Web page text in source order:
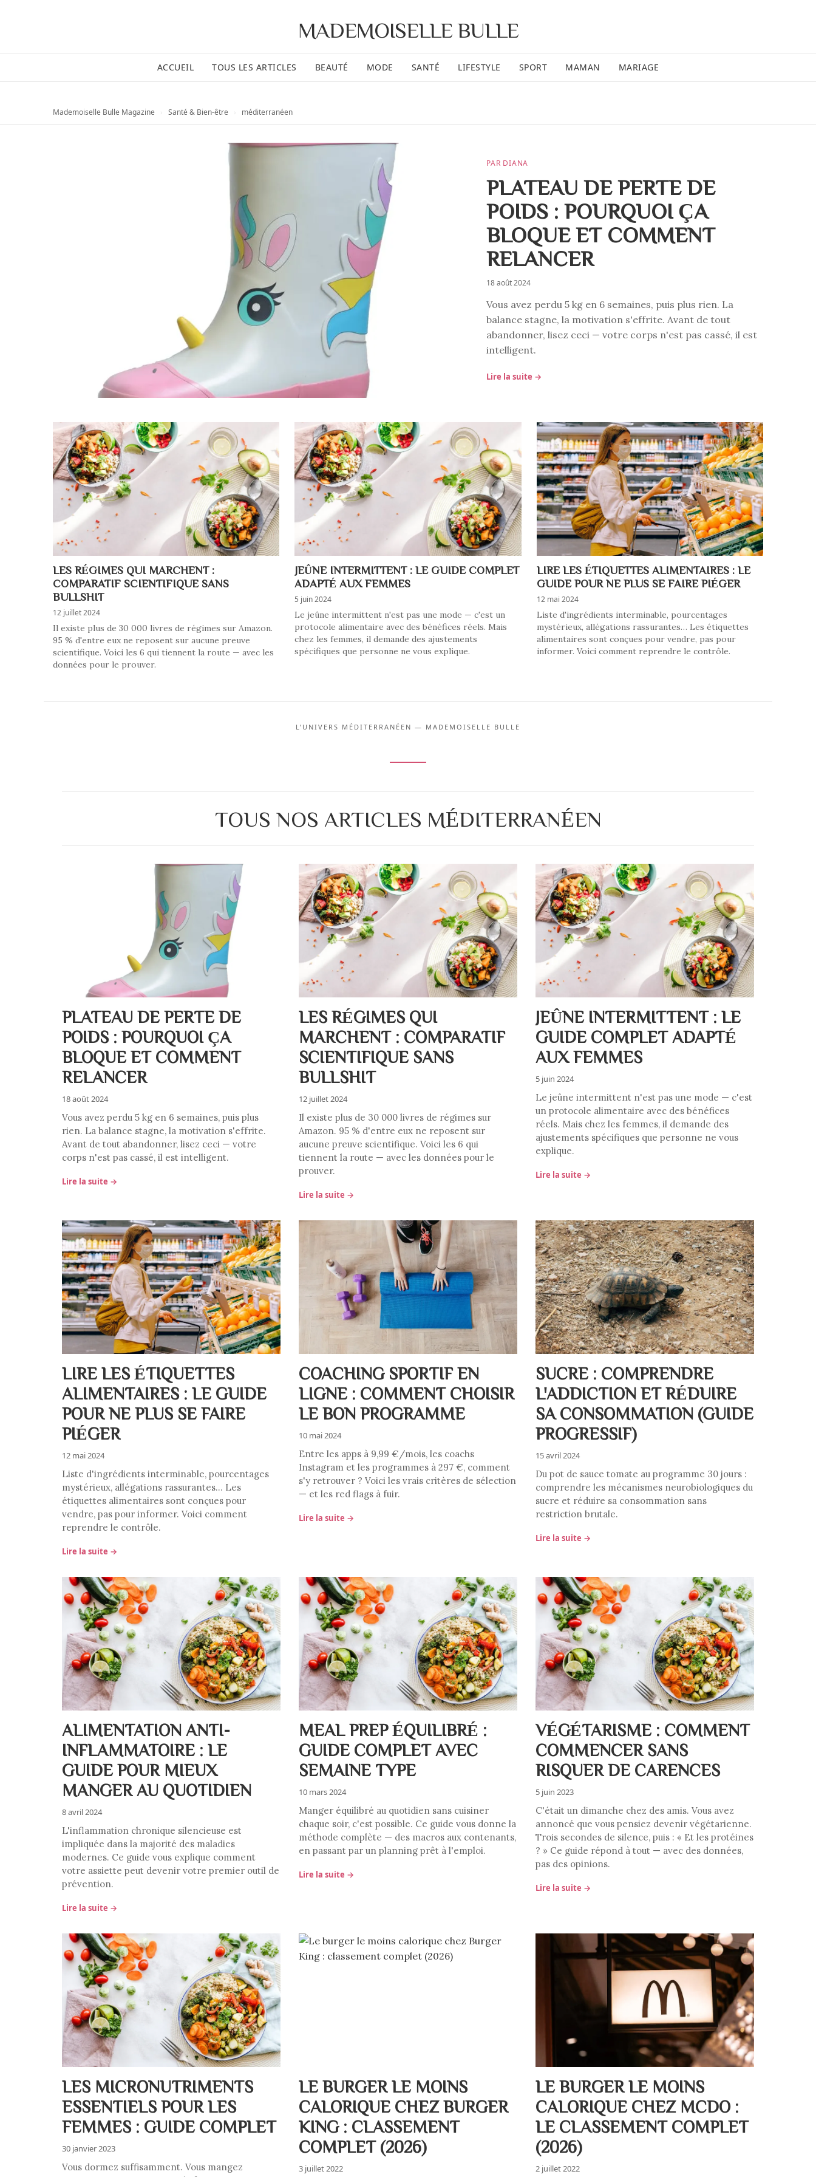
MADEMOISELLE BULLE
ACCUEIL TOUS LES ARTICLES BEAUTÉ MODE SANTÉ LIFESTYLE SPORT MAMAN MARIAGE
Mademoiselle Bulle Magazine Santé & Bien-être méditerranéen
PAR DIANA
PLATEAU DE PERTE DE
POIDS : POURQUOI ÇA
BLOQUE ET COMMENT
RELANCER
18 août 2024
Vous avez perdu 5 kg en 6 semaines, puis plus rien. La
balance stagne, la motivation s'effrite. Avant de tout
abandonner, lisez ceci — votre corps n'est pas cassé, il est
intelligent.
Lire la suite →
LES RÉGIMES QUI MARCHENT :
COMPARATIF SCIENTIFIQUE SANS
BULLSHIT
12 juillet 2024
Il existe plus de 30 000 livres de régimes sur Amazon.
95 % d'entre eux ne reposent sur aucune preuve
scientifique. Voici les 6 qui tiennent la route — avec les
données pour le prouver.
JEÛNE INTERMITTENT : LE GUIDE COMPLET
ADAPTÉ AUX FEMMES
5 juin 2024
Le jeûne intermittent n'est pas une mode — c'est un
protocole alimentaire avec des bénéfices réels. Mais
chez les femmes, il demande des ajustements
spécifiques que personne ne vous explique.
LIRE LES ÉTIQUETTES ALIMENTAIRES : LE
GUIDE POUR NE PLUS SE FAIRE PIÉGER
12 mai 2024
Liste d'ingrédients interminable, pourcentages
mystérieux, allégations rassurantes… Les étiquettes
alimentaires sont conçues pour vendre, pas pour
informer. Voici comment reprendre le contrôle.
L’UNIVERS MÉDITERRANÉEN — MADEMOISELLE BULLE
TOUS NOS ARTICLES MÉDITERRANÉEN
PLATEAU DE PERTE DE
POIDS : POURQUOI ÇA
BLOQUE ET COMMENT
RELANCER
18 août 2024
Vous avez perdu 5 kg en 6 semaines, puis plus
rien. La balance stagne, la motivation s'effrite.
Avant de tout abandonner, lisez ceci — votre
corps n'est pas cassé, il est intelligent.
Lire la suite →
LES RÉGIMES QUI
MARCHENT : COMPARATIF
SCIENTIFIQUE SANS
BULLSHIT
12 juillet 2024
Il existe plus de 30 000 livres de régimes sur
Amazon. 95 % d'entre eux ne reposent sur
aucune preuve scientifique. Voici les 6 qui
tiennent la route — avec les données pour le
prouver.
Lire la suite →
JEÛNE INTERMITTENT : LE
GUIDE COMPLET ADAPTÉ
AUX FEMMES
5 juin 2024
Le jeûne intermittent n'est pas une mode — c'est
un protocole alimentaire avec des bénéfices
réels. Mais chez les femmes, il demande des
ajustements spécifiques que personne ne vous
explique.
Lire la suite →
LIRE LES ÉTIQUETTES
ALIMENTAIRES : LE GUIDE
POUR NE PLUS SE FAIRE
PIÉGER
12 mai 2024
Liste d'ingrédients interminable, pourcentages
mystérieux, allégations rassurantes… Les
étiquettes alimentaires sont conçues pour
vendre, pas pour informer. Voici comment
reprendre le contrôle.
Lire la suite →
COACHING SPORTIF EN
LIGNE : COMMENT CHOISIR
LE BON PROGRAMME
10 mai 2024
Entre les apps à 9,99 €/mois, les coachs
Instagram et les programmes à 297 €, comment
s'y retrouver ? Voici les vrais critères de sélection
— et les red flags à fuir.
Lire la suite →
SUCRE : COMPRENDRE
L'ADDICTION ET RÉDUIRE
SA CONSOMMATION (GUIDE
PROGRESSIF)
15 avril 2024
Du pot de sauce tomate au programme 30 jours :
comprendre les mécanismes neurobiologiques du
sucre et réduire sa consommation sans
restriction brutale.
Lire la suite →
ALIMENTATION ANTI-
INFLAMMATOIRE : LE
GUIDE POUR MIEUX
MANGER AU QUOTIDIEN
8 avril 2024
L'inflammation chronique silencieuse est
impliquée dans la majorité des maladies
modernes. Ce guide vous explique comment
votre assiette peut devenir votre premier outil de
prévention.
Lire la suite →
MEAL PREP ÉQUILIBRÉ :
GUIDE COMPLET AVEC
SEMAINE TYPE
10 mars 2024
Manger équilibré au quotidien sans cuisiner
chaque soir, c'est possible. Ce guide vous donne la
méthode complète — des macros aux contenants,
en passant par un planning prêt à l'emploi.
Lire la suite →
VÉGÉTARISME : COMMENT
COMMENCER SANS
RISQUER DE CARENCES
5 juin 2023
C'était un dimanche chez des amis. Vous avez
annoncé que vous pensiez devenir végétarienne.
Trois secondes de silence, puis : « Et les protéines
? » Ce guide répond à tout — avec des données,
pas des opinions.
Lire la suite →
LES MICRONUTRIMENTS
ESSENTIELS POUR LES
FEMMES : GUIDE COMPLET
30 janvier 2023
Vous dormez suffisamment. Vous mangez
LE BURGER LE MOINS
CALORIQUE CHEZ BURGER
KING : CLASSEMENT
COMPLET (2026)
3 juillet 2022
LE BURGER LE MOINS
CALORIQUE CHEZ MCDO :
LE CLASSEMENT COMPLET
(2026)
2 juillet 2022